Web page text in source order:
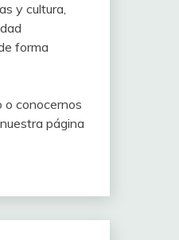
y cultura,
forma
o conocernos
página